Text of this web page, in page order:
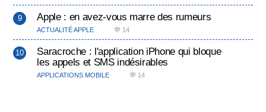
Apple : en avez-vous marre des rumeurs
ACTUALITÉ APPLE 💬 14
Saracroche : l'application iPhone qui bloque
les appels et SMS indésirables
APPLICATIONS MOBILE 💬 14